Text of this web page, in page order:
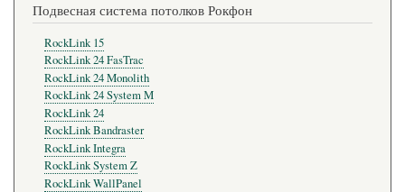
Подвесная система потолков Рокфон
RockLink 15
RockLink 24 FasTrac
RockLink 24 Monolith
RockLink 24 System M
RockLink 24
RockLink Bandraster
RockLink Integra
RockLink System Z
RockLink WallPanel